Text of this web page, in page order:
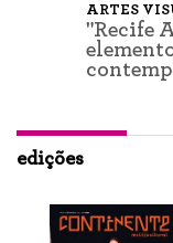
ARTES
"Recife
edições